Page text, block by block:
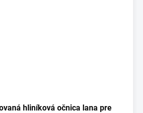
hliníková očnica lana pre